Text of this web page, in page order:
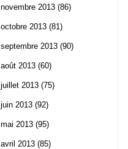
novembre 2013 (86)
octobre 2013 (81)
septembre 2013 (90)
août 2013 (60)
juillet 2013 (75)
juin 2013 (92)
mai 2013 (95)
avril 2013 (85)